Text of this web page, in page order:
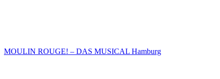
MOULIN ROUGE! – DAS MUSICAL Hamburg